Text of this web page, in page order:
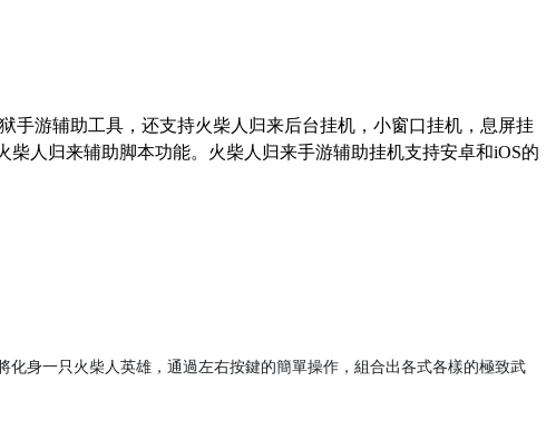
手游辅助工具，还支持火柴人归来后台挂机，小窗口挂机，息屏挂
人归来辅助脚本功能。火柴人归来手游辅助挂机支持安卓和iOS的
化身一只火柴人英雄，通過左右按鍵的簡單操作，組合出各式各樣的極致武